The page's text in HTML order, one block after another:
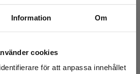
Information Om
cookies
för att anpassa innehållet